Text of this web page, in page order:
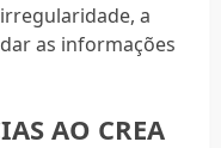
a
as informações
AO CREA